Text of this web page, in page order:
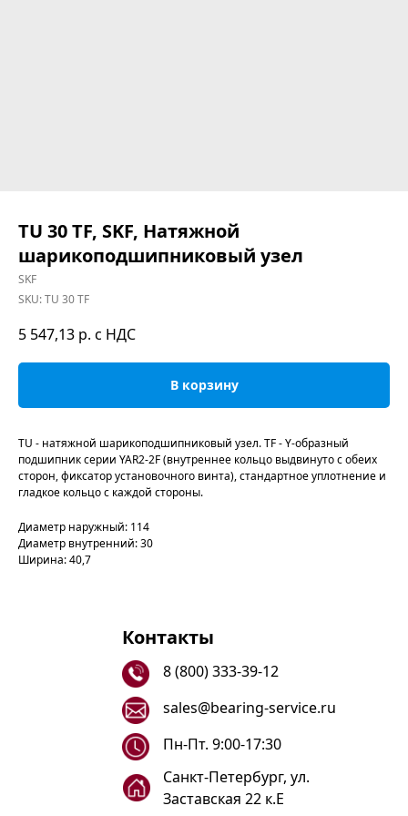
TU 30 TF, SKF, Натяжной
шарикоподшипниковый узел
SKF
SKU:TU 30 TF
5 547,13 р. с НДС
В корзину
TU - натяжной шарикоподшипниковый узел. TF - Y-образный
подшипник серии YAR2-2F (внутреннее кольцо выдвинуто с обеих
сторон, фиксатор установочного винта), стандартное уплотнение и
гладкое кольцо с каждой стороны.
Диаметр наружный: 114
Диаметр внутренний: 30
Ширина: 40,7
Контакты
8 (800) 333-39-12
sales@bearing-service.ru
Санкт-Петербург, ул.
Заставская 22 к.Е
Пн-Пт. 9:00-17:30